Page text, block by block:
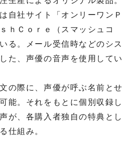
自社サイト「オンリーワンＰ
ｈＣｏｒｅ（スマッシュコ
る。メール受信時などのシス
た、声優の音声を使用してい
の際に、声優が呼ぶ名前とせ
能。それをもとに個別収録し
が、各購入者独自の特典とし
仕組み。